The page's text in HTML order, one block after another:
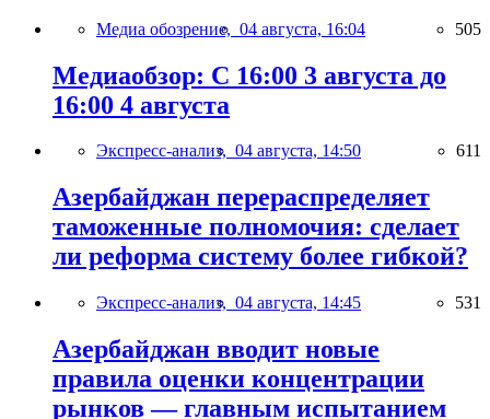
Медиа обозрение, 04 августа, 16:04 505
Медиаобзор: С 16:00 3 августа до
16:00 4 августа
Экспресс-анализ, 04 августа, 14:50 611
Азербайджан перераспределяет
таможенные полномочия: сделает
ли реформа систему более гибкой?
Экспресс-анализ, 04 августа, 14:45 531
Азербайджан вводит новые
правила оценки концентрации
рынков — главным испытанием